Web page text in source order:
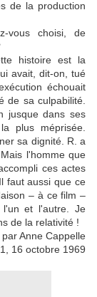
de la production
choisi, de
histoire est la
avait, dit‑on, tué
échouait
de sa culpabilité.
jusque dans ses
plus méprisée.
sa dignité. R. a
l'homme que
ces actes
faut aussi que ce
– à ce film –
et l'autre. Je
de la relativité !
Anne Cappelle
16 octobre 1969